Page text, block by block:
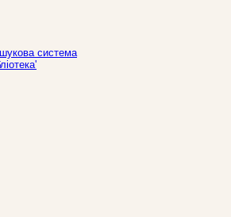
система